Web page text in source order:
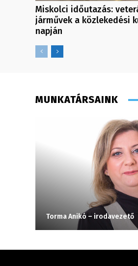
Miskolci időutazás:
járművek a közlekedési
napján
MUNKATÁRSAINK
Torma Anikó – irodavezető